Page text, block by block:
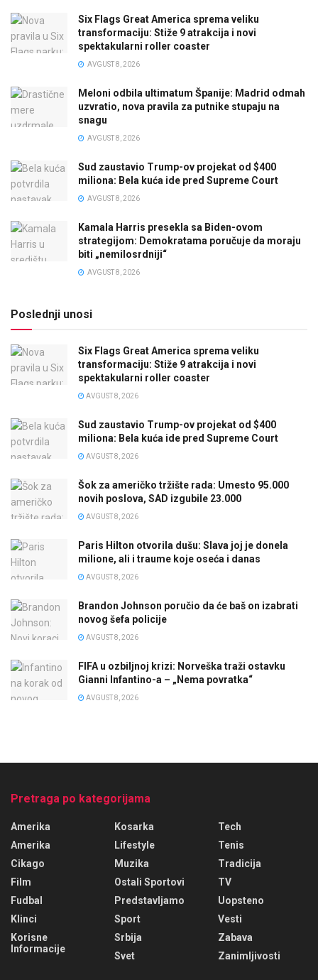
Six Flags Great America sprema veliku
transformaciju: Stiže 9 atrakcija i novi
spektakularni roller coaster
AVGUST 8, 2026
Meloni odbila ultimatum Španije: Madrid odmah
uzvratio, nova pravila za putnike stupaju na
snagu
AVGUST 8, 2026
Sud zaustavio Trump-ov projekat od $400
miliona: Bela kuća ide pred Supreme Court
AVGUST 8, 2026
Kamala Harris presekla sa Biden-ovom
strategijom: Demokratama poručuje da moraju
biti „nemilosrdniji“
AVGUST 8, 2026
Poslednji unosi
Six Flags Great America sprema veliku
transformaciju: Stiže 9 atrakcija i novi
spektakularni roller coaster
AVGUST 8, 2026
Sud zaustavio Trump-ov projekat od $400
miliona: Bela kuća ide pred Supreme Court
AVGUST 8, 2026
Šok za američko tržište rada: Umesto 95.000
novih poslova, SAD izgubile 23.000
AVGUST 8, 2026
Paris Hilton otvorila dušu: Slava joj je donela
milione, ali i traume koje oseća i danas
AVGUST 8, 2026
Brandon Johnson poručio da će baš on izabrati
novog šefa policije
AVGUST 8, 2026
FIFA u ozbiljnoj krizi: Norveška traži ostavku
Gianni Infantino-a – „Nema povratka“
AVGUST 8, 2026
Pretraga po kategorijama
Amerika
Amerika
Cikago
Film
Fudbal
Klinci
Korisne
Informacije
Kosarka
Lifestyle
Muzika
Ostali Sportovi
Predstavljamo
Sport
Srbija
Svet
Tech
Tenis
Tradicija
TV
Uopsteno
Vesti
Zabava
Zanimljivosti